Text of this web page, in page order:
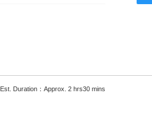
Est. Duration：Approx. 2 hrs30 mins